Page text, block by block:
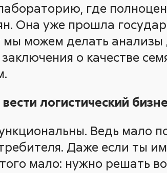
где
Она уже прошла
можем делать анализы
о качестве
логистический
Ведь мало
Даже если ты
мало: нужно решать